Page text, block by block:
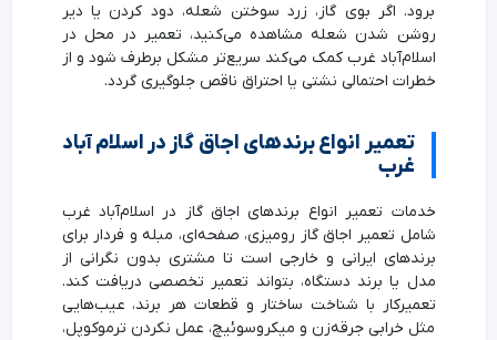
برود. اگر بوی گاز، زرد سوختن شعله، دود کردن یا دیر
روشن شدن شعله مشاهده می‌کنید، تعمیر در محل در
اسلام‌آباد غرب کمک می‌کند سریع‌تر مشکل برطرف شود و از
خطرات احتمالی نشتی یا احتراق ناقص جلوگیری گردد.
تعمیر انواع برندهای اجاق گاز در اسلام آباد
غرب
خدمات تعمیر انواع برندهای اجاق گاز در اسلام‌آباد غرب
شامل تعمیر اجاق گاز رومیزی، صفحه‌ای، مبله و فردار برای
برندهای ایرانی و خارجی است تا مشتری بدون نگرانی از
مدل یا برند دستگاه، بتواند تعمیر تخصصی دریافت کند.
تعمیرکار با شناخت ساختار و قطعات هر برند، عیب‌هایی
مثل خرابی جرقه‌زن و میکروسوئیچ، عمل نکردن ترموکوپل،